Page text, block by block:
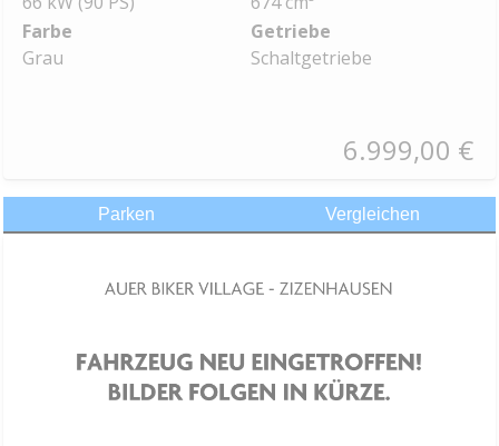
Farbe
Grau
Getriebe
Schaltgetriebe
6.999,00 €
Parken Vergleichen